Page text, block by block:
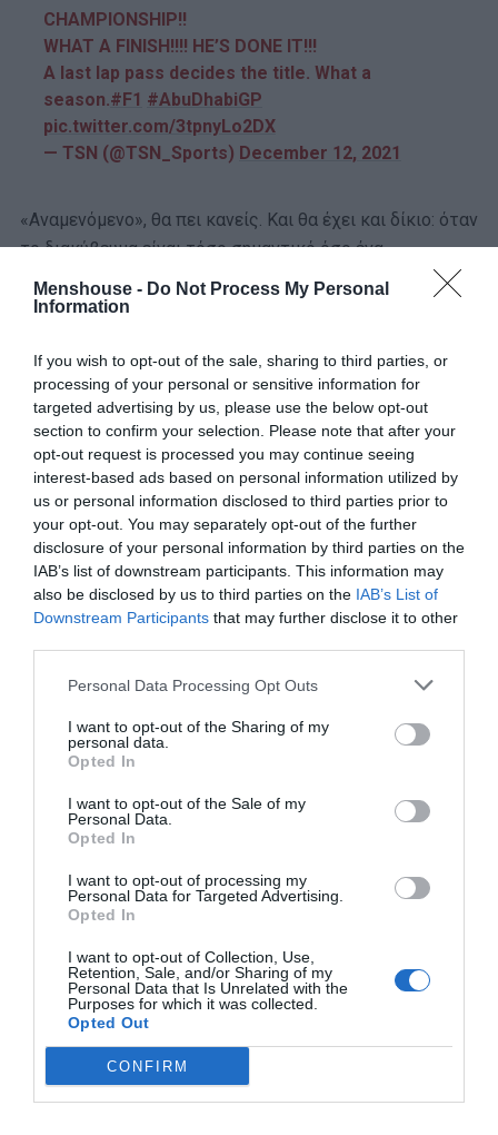
Menshouse - Do Not Process My Personal
Information
If you wish to opt-out of the sale, sharing to third parties, or
processing of your personal or sensitive information for
targeted advertising by us, please use the below opt-out
section to confirm your selection. Please note that after your
opt-out request is processed you may continue seeing
interest-based ads based on personal information utilized by
us or personal information disclosed to third parties prior to
your opt-out. You may separately opt-out of the further
disclosure of your personal information by third parties on the
IAB’s list of downstream participants. This information may
also be disclosed by us to third parties on the IAB’s List of
Downstream Participants that may further disclose it to other
Personal Data Processing Opt Outs
I want to opt-out of the Sharing of my
personal data.
Opted In
I want to opt-out of the Sale of my
Personal Data.
Opted In
I want to opt-out of processing my
Personal Data for Targeted Advertising.
Opted In
I want to opt-out of Collection, Use,
Retention, Sale, and/or Sharing of my
Personal Data that Is Unrelated with the
Purposes for which it was collected.
Opted Out
CONFIRM
CHAMPIONSHIP!!
WHAT A FINISH!!!! HE’S DONE IT!!!
A last lap pass decides the title. What a
season.#F1 #AbuDhabiGP
pic.twitter.com/3tpnyLo2DX
— TSN (@TSN_Sports) December 12, 2021
«Αναμενόμενο», θα πει κανείς. Και θα έχει και δίκιο: όταν
το διακύβευμα είναι τόσο σημαντικό όσο ένα
πρωτάθλημα οδηγών (καλό και το κατασκευαστών,
αλλά ουδείς ασχολείται…), τότε ανεβαίνουν οι τόνοι,
Όμως φέτος το παράκαναν και οι μεν και οι δε,
τερματίζοντας πολλές φορές το γραφικόμετρο σε
σημείο που να θέλεις να ξηλώσεις τα μάτια και τ’ αυτιά
σου με αυτά που διαβάζεις και βλέπεις.
Και ειδικά η Μερσέντες σήμεραδεδικαιούται να μιλά
Όχι γιατί, αίφνης, αποφασίσαμε να βάλουμε πορτοκαλί
παρωπίδες (στην πραγματικότητα δεν υποστηρίζουμε
κανέναν εκ των δύο- έχουμε άλλες, πιο… υπέργηρες
την αλλαγή κινητήρα, τα (πρώην) «Ασημένια Βέλη» ήταν
πραγματικά άπιαστα, ανεβάζοντας σε δυσθεώρητα ύψη
την απόδοσή τους και αφήνοντας ξεκάθαρα πίσω τους
την Ρεντ Μπουλ.
Ο δε Χάμιλτον οδήγησε τα τέσσερα τελευταία grand prix
ανάλογα της ουρανόμηκους κλάσης του, δείχνοντας για
στο όριο, αλάνθαστος, ψύχραιμος και με την εμπειρία
του ως «σύμμαχο» πήγαινε να ολοκληρώσει μία από τις
μεγαλύτερες ανατροπές ever.